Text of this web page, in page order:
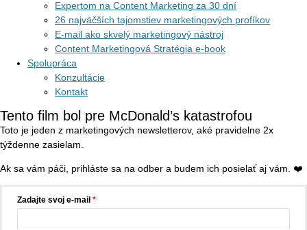
Expertom na Content Marketing za 30 dní
26 najväčších tajomstiev marketingových profíkov
E-mail ako skvelý marketingový nástroj
Content Marketingová Stratégia e-book
Spolupráca
Konzultácie
Kontakt
Tento film bol pre McDonald’s katastrofou
Toto je jeden z marketingových newsletterov, aké pravidelne 2x
týždenne zasielam.
Ak sa vám páči, prihláste sa na odber a budem ich posielať aj vám. ❤️
Zadajte svoj e-mail